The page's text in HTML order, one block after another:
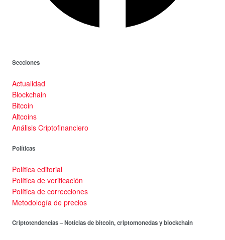
Secciones
Actualidad
Blockchain
Bitcoin
Altcoins
Análisis Criptofinanciero
Políticas
Política editorial
Política de verificación
Política de correcciones
Metodología de precios
Criptotendencias – Noticias de bitcoin, criptomonedas y blockchain